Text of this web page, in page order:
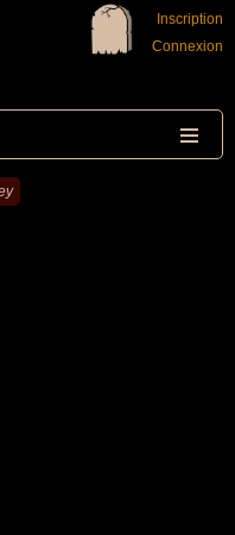
Inscription
Connexion